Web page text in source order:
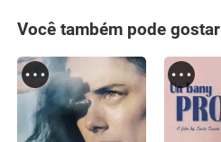
Você também pode gostar